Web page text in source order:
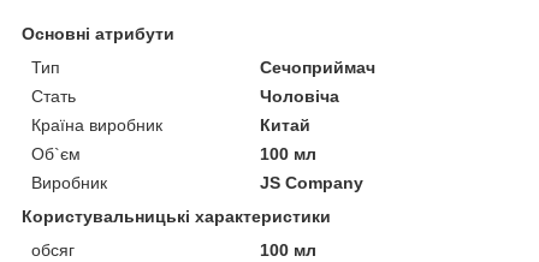
Основні атрибути
Тип
Сечоприймач
Стать
Чоловіча
Країна виробник
Китай
Об`єм
100 мл
Виробник
JS Company
Користувальницькі характеристики
обсяг
100 мл